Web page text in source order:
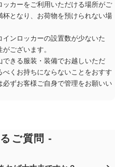
カーをご利用いただける場所がご
杯となり、お荷物を預けられない場
インロッカーの設置数が少ないた
ございます。
きる服装・装備でお越しいただ
べくお持ちにならないことをおすす
ずお客様ご自身で管理をお願いい
ご質問